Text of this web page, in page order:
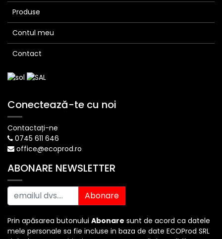
Produse
Contul meu
Contact
Conectează-te cu noi
Contactați-ne
0745 611 646
office@ecoprod.ro
ABONARE NEWSLETTER
Abonare
Prin apăsarea butonului Abonare sunt de acord ca datele
mele personale sa fie incluse in baza de date ECOProd SRL